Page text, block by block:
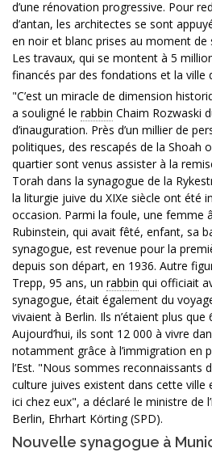
d’une rénovation progressive. Pour
d’antan, les architectes se sont
en noir et blanc prises au moment de
Les travaux, qui se montent à 5
financés par des fondations et la ville
"C’est un miracle de dimension
a souligné le rabbin Chaim Rozwaski
d’inauguration. Près d’un millier de
politiques, des rescapés de la Shoah
quartier sont venus assister à la
Torah dans la synagogue de la
la liturgie juive du XIXe siècle ont été
occasion. Parmi la foule, une femme
Rubinstein, qui avait fêté, enfant, sa
synagogue, est revenue pour la
depuis son départ, en 1936. Autre
Trepp, 95 ans, un rabbin qui officiait
synagogue, était également du
vivaient à Berlin. Ils n’étaient plus que
Aujourd’hui, ils sont 12 000 à vivre
notamment grâce à l’immigration en
l’Est. "Nous sommes reconnaissants
culture juives existent dans cette ville
ici chez eux", a déclaré le ministre de
Berlin, Ehrhart Körting (SPD).
Nouvelle synagogue à